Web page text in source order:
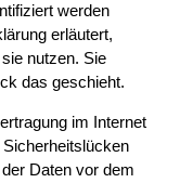
werden
erläutert,
nutzen. Sie
das geschieht.
im Internet
Daten vor dem